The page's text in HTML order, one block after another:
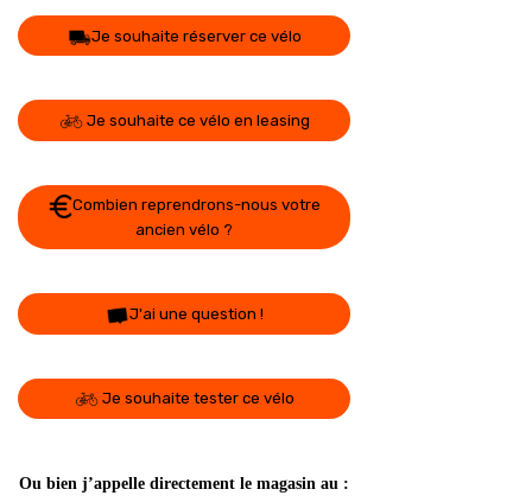
Je souhaite réserver ce vélo
Je souhaite ce vélo en leasing
Combien reprendrons-nous votre
ancien vélo ?
J'ai une question !
Je souhaite tester ce vélo
Ou bien j’appelle directement le magasin au :